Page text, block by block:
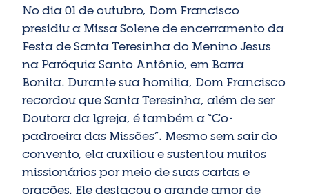
No dia 01 de outubro, Dom Francisco
presidiu a Missa Solene de encerramento da
Festa de Santa Teresinha do Menino Jesus
na Paróquia Santo Antônio, em Barra
Bonita. Durante sua homilia, Dom Francisco
recordou que Santa Teresinha, além de ser
Doutora da Igreja, é também a “Co-
padroeira das Missões”. Mesmo sem sair do
convento, ela auxiliou e sustentou muitos
missionários por meio de suas cartas e
orações. Ele destacou o grande amor de